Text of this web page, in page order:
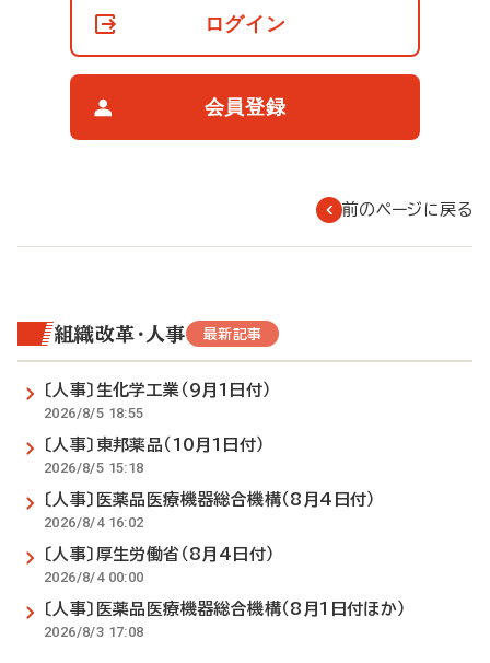
ログイン
会員登録
前のページに戻る
組織改革・人事 最新記事
〔人事〕生化学工業（9月1日付）
2026/8/5 18:55
〔人事〕東邦薬品（10月1日付）
2026/8/5 15:18
〔人事〕医薬品医療機器総合機構（8月4日付）
2026/8/4 16:02
〔人事〕厚生労働省（8月4日付）
2026/8/4 00:00
〔人事〕医薬品医療機器総合機構（8月1日付ほか）
2026/8/3 17:08